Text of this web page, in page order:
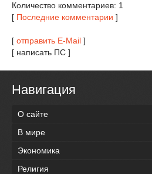
Количество комментариев: 1
[ Последние комментарии ]
[ отправить E-Mail ]
[ написать ПС ]
Навигация
О сайте
В мире
Экономика
Религия